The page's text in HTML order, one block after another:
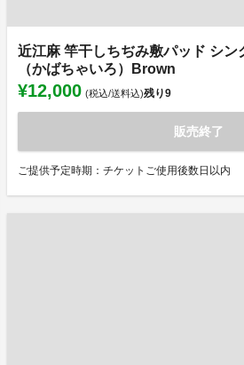
近江麻 竿干しちぢみ敷パッド シン
（かばちゃいろ）Brown
¥12,000 (税込/送料込)残り9
販売終了
ご提供予定時期：チケットご使用後数日以内